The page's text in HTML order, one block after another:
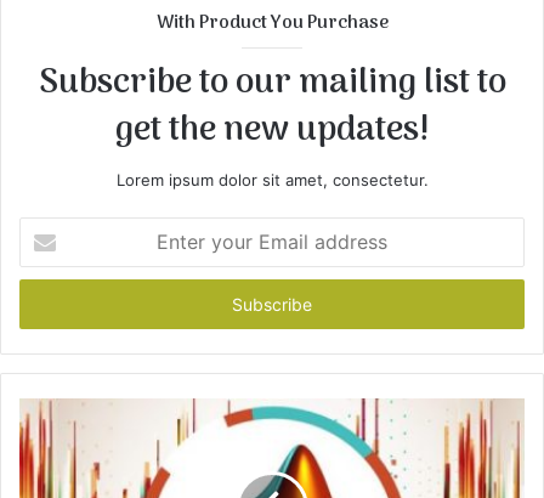
With Product You Purchase
Subscribe to our mailing list to
get the new updates!
Lorem ipsum dolor sit amet, consectetur.
t
r
y
r
E
m